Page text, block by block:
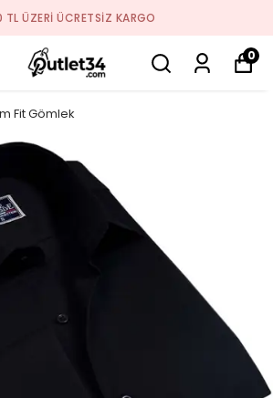
ÜZERI ÜCRETSIZ KARGO
0
Fit Gömlek